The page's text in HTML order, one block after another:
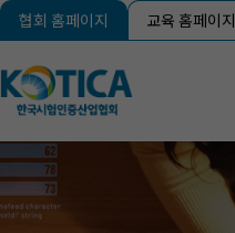
협회 홈페이지 교육 홈페이지